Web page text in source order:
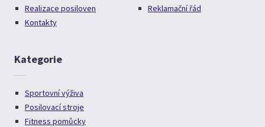
Realizace posiloven
Kontakty
Reklamační řád
Kategorie
Sportovní výživa
Posilovací stroje
Fitness pomůcky